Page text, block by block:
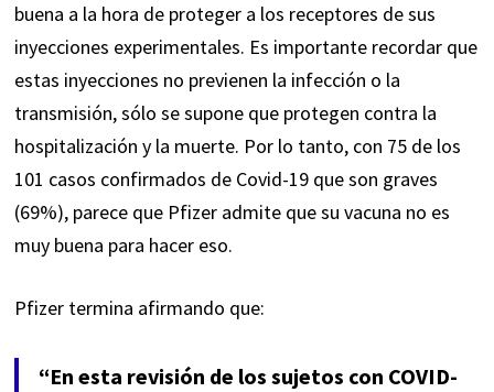
buena a la hora de proteger a los receptores de sus
inyecciones experimentales. Es importante recordar que
estas inyecciones no previenen la infección o la
transmisión, sólo se supone que protegen contra la
hospitalización y la muerte. Por lo tanto, con 75 de los
101 casos confirmados de Covid-19 que son graves
(69%), parece que Pfizer admite que su vacuna no es
muy buena para hacer eso.
Pfizer termina afirmando que:
“En esta revisión de los sujetos con COVID-